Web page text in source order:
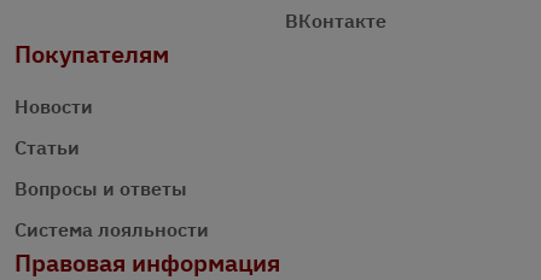
ВКонтакте
Покупателям
Новости
Статьи
Вопросы и ответы
Система лояльности
Правовая информация